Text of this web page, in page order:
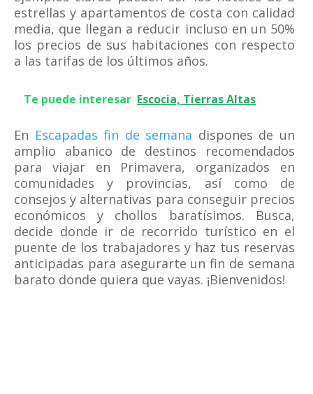
estrellas y apartamentos de costa con calidad
media, que llegan a reducir incluso en un 50%
los precios de sus habitaciones con respecto
a las tarifas de los últimos años.
Te puede interesar Escocia, Tierras Altas
En Escapadas fin de semana dispones de un
amplio abanico de destinos recomendados
para viajar en Primavera, organizados en
comunidades y provincias, así como de
consejos y alternativas para conseguir precios
económicos y chollos baratísimos. Busca,
decide donde ir de recorrido turístico en el
puente de los trabajadores y haz tus reservas
anticipadas para asegurarte un fin de semana
barato donde quiera que vayas. ¡Bienvenidos!